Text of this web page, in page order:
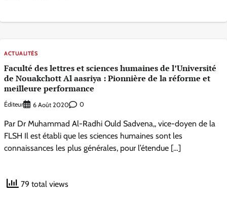
ACTUALITÉS
Faculté des lettres et sciences humaines de l’Université
de Nouakchott Al aasriya : Pionnière de la réforme et
meilleure performance
Éditeur 6 Août 2020 0
Par Dr Muhammad Al-Radhi Ould Sadvena,, vice-doyen de la
FLSH Il est établi que les sciences humaines sont les
connaissances les plus générales, pour l’étendue […]
79 total views